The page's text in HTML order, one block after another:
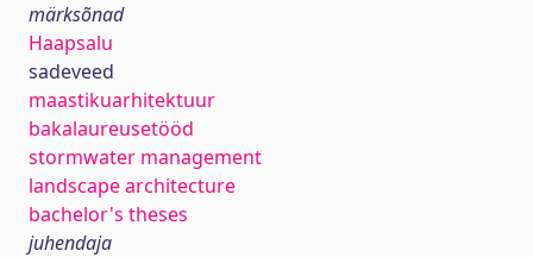
märksõnad
Haapsalu
sadeveed
maastikuarhitektuur
bakalaureusetööd
stormwater management
landscape architecture
bachelor's theses
juhendaja